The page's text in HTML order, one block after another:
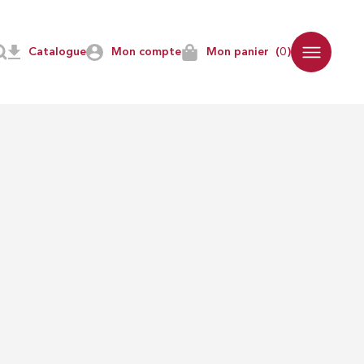
Mon compte Mon panier (0)
Catalogue